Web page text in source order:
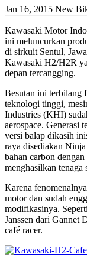
Jan 16, 2015 New
Kawasaki Motor
ini meluncurkan
di sirkuit Sentul,
Kawasaki H2/H2R
depan tercangging.
Besutan ini terbilang
teknologi tinggi,
Industries (KHI)
aerospace. Generasi
versi balap dikasih
raya disediakan
bahan carbon
menghasilkan tenaga
Karena
motor dan sudah
modifikasinya.
Janssen dari Gannet
café racer.